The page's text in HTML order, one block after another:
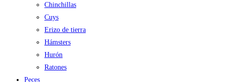
Chinchillas
Cuys
Erizo de tierra
Hámsters
Hurón
Ratones
Peces